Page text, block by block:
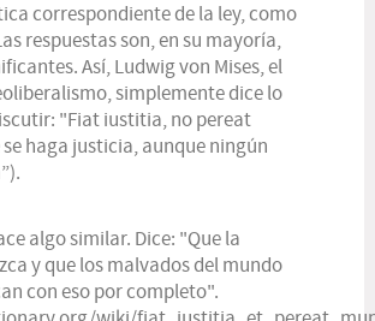
correspondiente de la ley, como
respuestas son, en su mayoría,
Así, Ludwig von Mises, el
simplemente dice lo
"Fiat iustitia, no pereat
se haga justicia, aunque ningún
algo similar. Dice: "Que la
y que los malvados del mundo
con eso por completo".